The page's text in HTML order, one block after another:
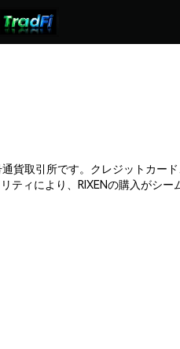
貨取引所です。クレジットカー
ィにより、RIXENの購入がシ